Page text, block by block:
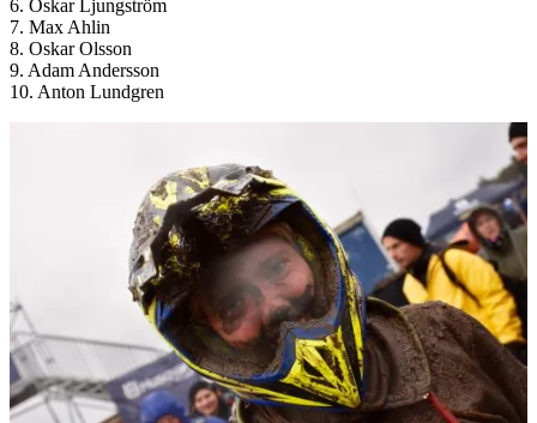
6. Oskar Ljungström
7. Max Ahlin
8. Oskar Olsson
9. Adam Andersson
10. Anton Lundgren